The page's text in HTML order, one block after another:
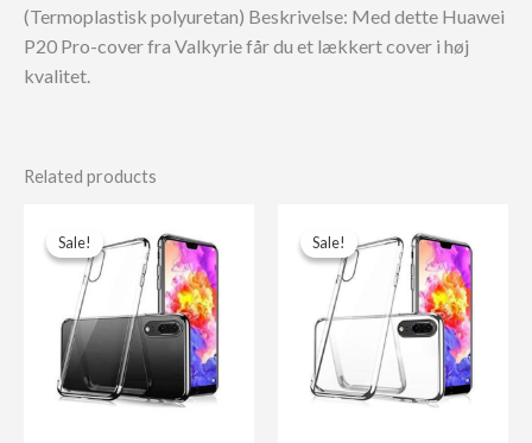
(Termoplastisk polyuretan) Beskrivelse: Med dette Huawei
P20 Pro-cover fra Valkyrie får du et lækkert cover i høj
kvalitet.
Related products
Sale!
Sale! Sale!
Sale!